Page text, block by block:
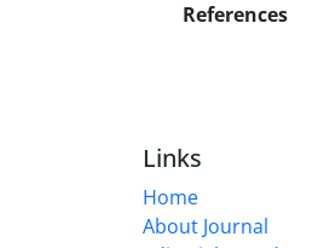
References
Links
Home
About Journal